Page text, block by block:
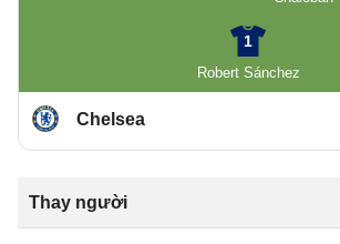
1
Robert Sánchez
Chelsea
Thay người